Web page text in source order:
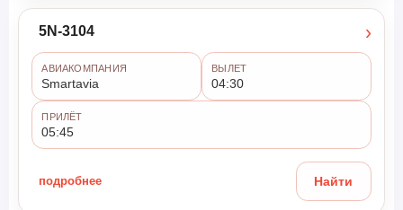
5N-3104 ›
АВИАКОМПАНИЯ
Smartavia
ВЫЛЕТ
04:30
ПРИЛЁТ
05:45
подробнее Найти